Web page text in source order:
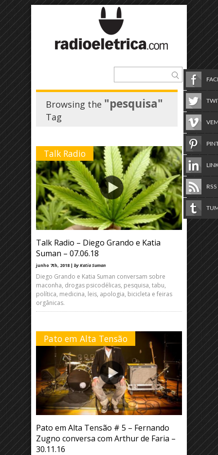
Browsing the "pesquisa"
Tag
Talk Radio
Talk Radio – Diego Grando e Katia
Suman – 07.06.18
junho 7th, 2018 | by Katia Suman
Diego Grando e Katia Suman conversam sobre
maconha, drogas psicodélicas, pesquisa, tabu,
política, medicina, leis, apologia, bicicleta e feiras
orgânicas.
Pato em Alta Tensão
Pato em Alta Tensão # 5 – Fernando
Zugno conversa com Arthur de Faria –
30.11.16
RSS